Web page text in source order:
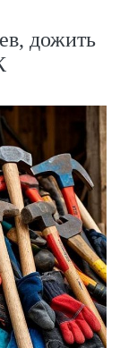
дожить